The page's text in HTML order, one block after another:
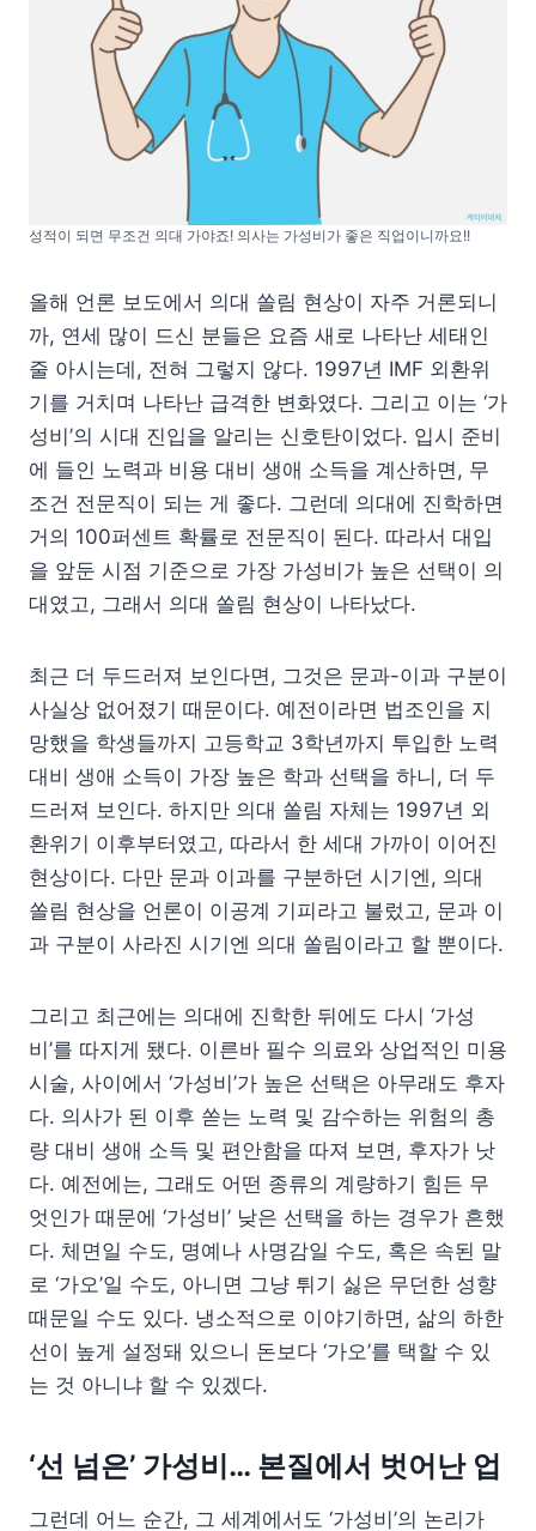
성적이 되면 무조건 의대 가야죠! 의사는 가성비가 좋은 직업이니까요!!
올해 언론 보도에서 의대 쏠림 현상이 자주 거론되니
까, 연세 많이 드신 분들은 요즘 새로 나타난 세태인
줄 아시는데, 전혀 그렇지 않다. 1997년 IMF 외환위
기를 거치며 나타난 급격한 변화였다. 그리고 이는 ‘가
성비’의 시대 진입을 알리는 신호탄이었다. 입시 준비
에 들인 노력과 비용 대비 생애 소득을 계산하면, 무
조건 전문직이 되는 게 좋다. 그런데 의대에 진학하면
거의 100퍼센트 확률로 전문직이 된다. 따라서 대입
을 앞둔 시점 기준으로 가장 가성비가 높은 선택이 의
대였고, 그래서 의대 쏠림 현상이 나타났다.
최근 더 두드러져 보인다면, 그것은 문과-이과 구분이
사실상 없어졌기 때문이다. 예전이라면 법조인을 지
망했을 학생들까지 고등학교 3학년까지 투입한 노력
대비 생애 소득이 가장 높은 학과 선택을 하니, 더 두
드러져 보인다. 하지만 의대 쏠림 자체는 1997년 외
환위기 이후부터였고, 따라서 한 세대 가까이 이어진
현상이다. 다만 문과 이과를 구분하던 시기엔, 의대
쏠림 현상을 언론이 이공계 기피라고 불렀고, 문과 이
과 구분이 사라진 시기엔 의대 쏠림이라고 할 뿐이다.
그리고 최근에는 의대에 진학한 뒤에도 다시 ‘가성
비’를 따지게 됐다. 이른바 필수 의료와 상업적인 미용
시술, 사이에서 ‘가성비’가 높은 선택은 아무래도 후자
다. 의사가 된 이후 쏟는 노력 및 감수하는 위험의 총
량 대비 생애 소득 및 편안함을 따져 보면, 후자가 낫
다. 예전에는, 그래도 어떤 종류의 계량하기 힘든 무
엇인가 때문에 ‘가성비’ 낮은 선택을 하는 경우가 흔했
다. 체면일 수도, 명예나 사명감일 수도, 혹은 속된 말
로 ‘가오’일 수도, 아니면 그냥 튀기 싫은 무던한 성향
때문일 수도 있다. 냉소적으로 이야기하면, 삶의 하한
선이 높게 설정돼 있으니 돈보다 ‘가오’를 택할 수 있
는 것 아니냐 할 수 있겠다.
‘선 넘은’ 가성비… 본질에서 벗어난 업
그런데 어느 순간, 그 세계에서도 ‘가성비’의 논리가